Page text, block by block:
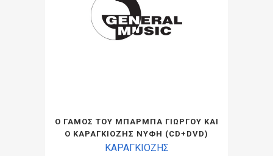
Ο ΓΑΜΟΣ ΤΟΥ ΜΠΑΡΜΠΑ ΓΙΩΡΓΟΥ ΚΑΙ
Ο ΚΑΡΑΓΚΙΟΖΗΣ ΝΥΦΗ (CD+DVD)
ΚΑΡΑΓΚΙΟΖΗΣ